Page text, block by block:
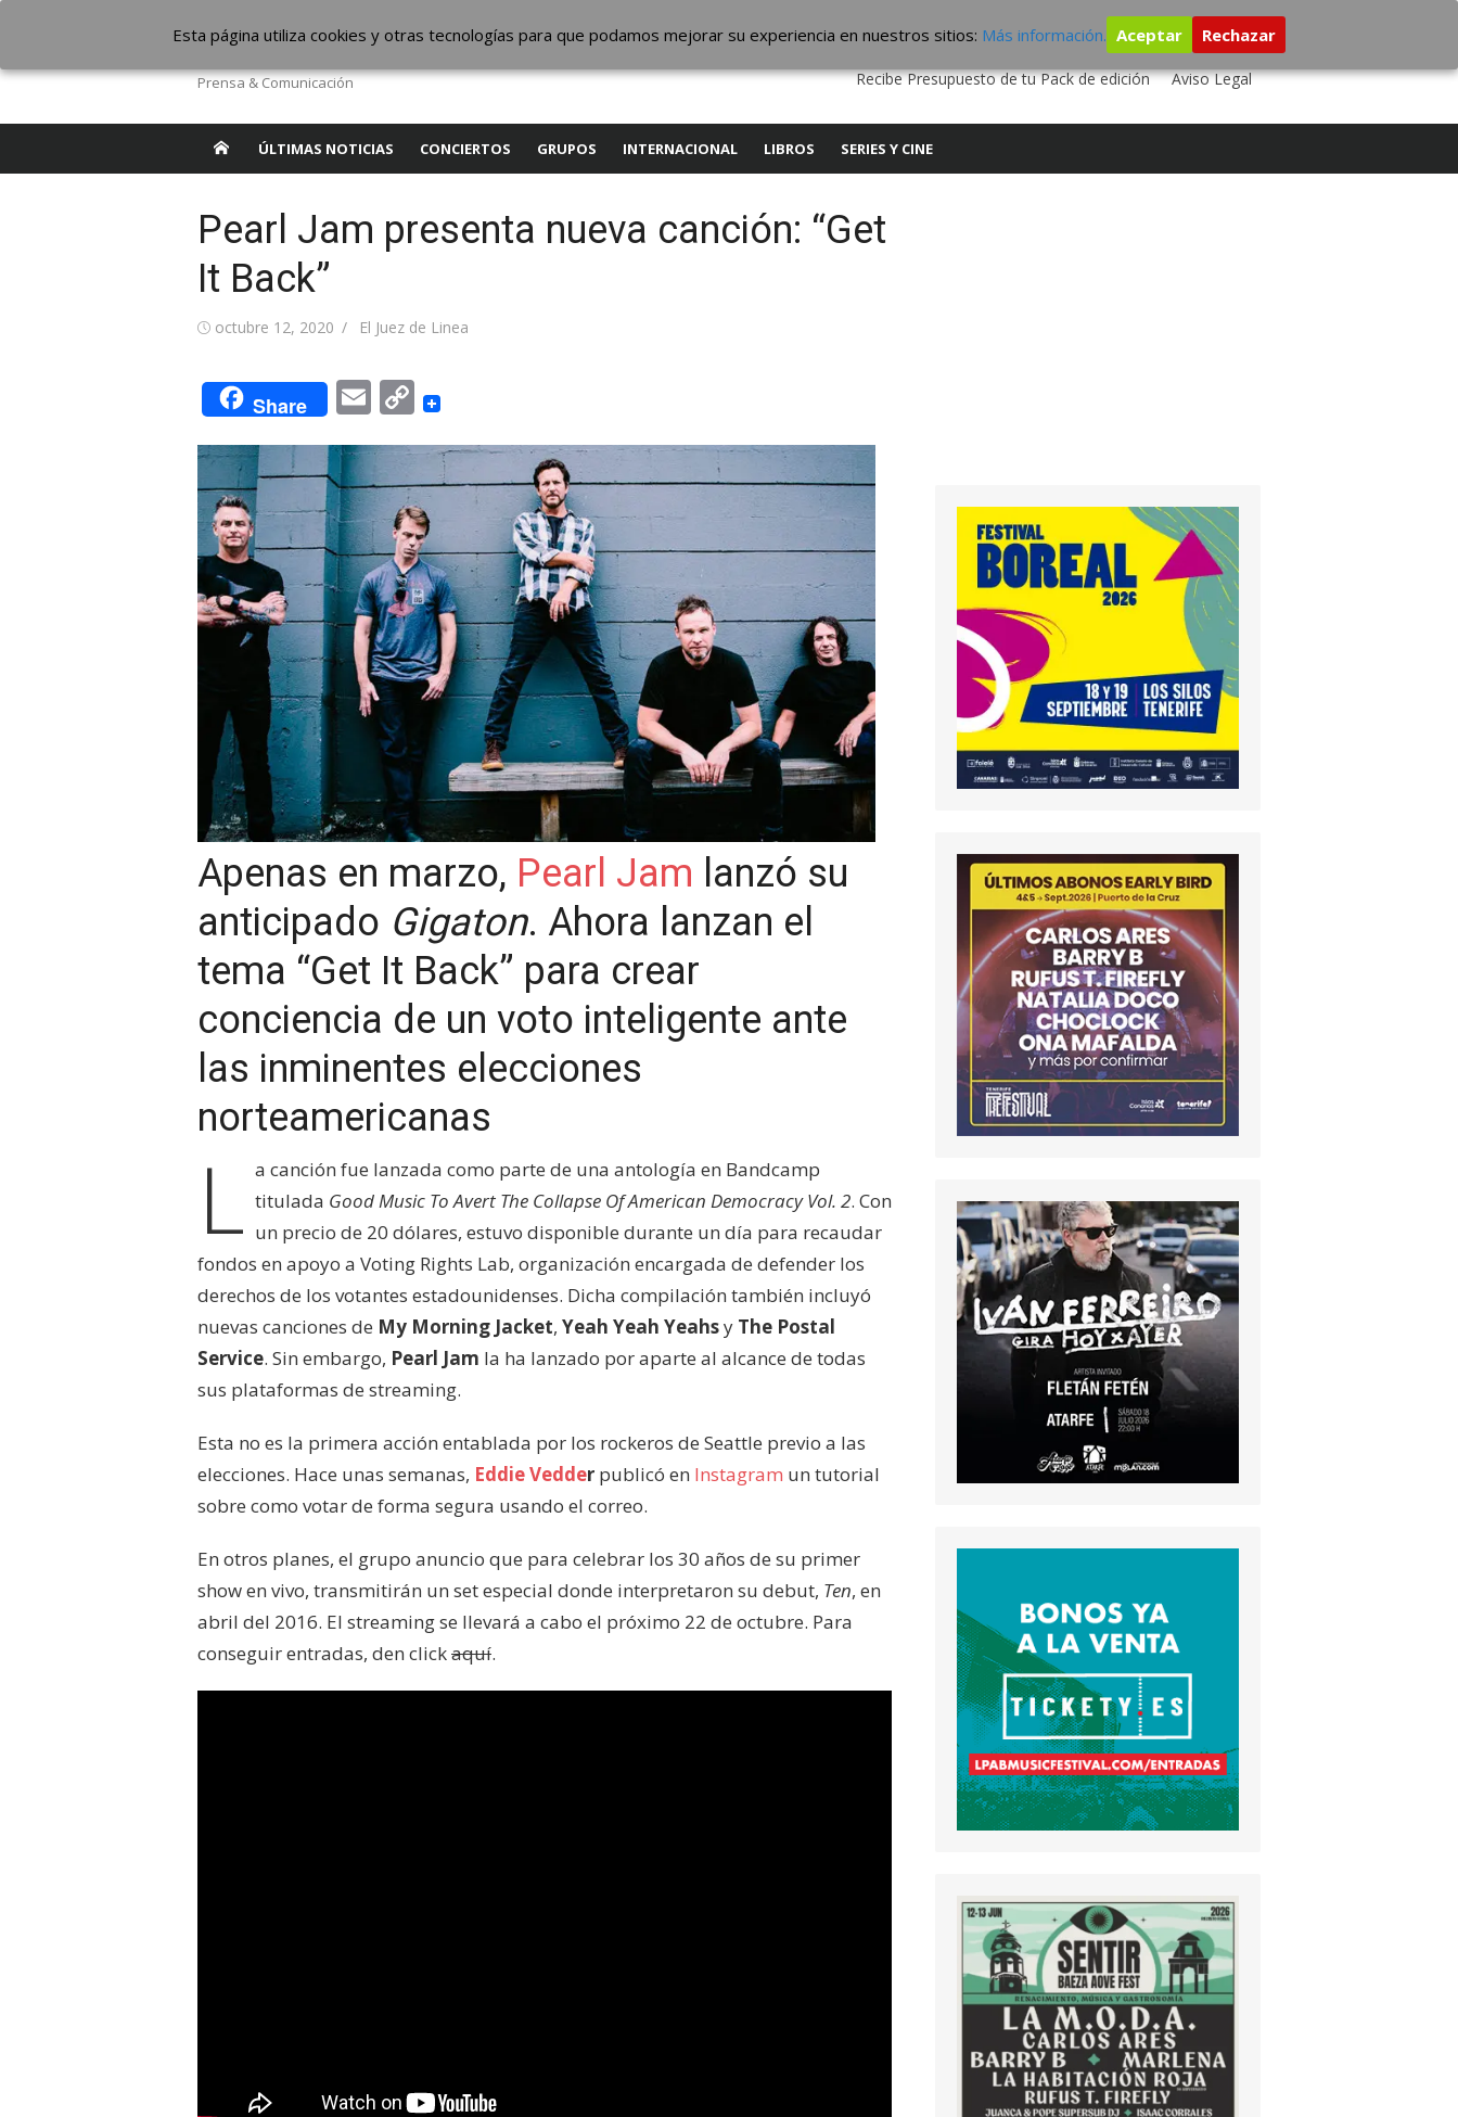
contenido
The Borderline Music
Prensa & Comunicación
QUIENES SOMOS CONTACTO SERVICIOS EDITA TU DISCO
ESTUDIO DE GRABACIÓN
Recibe Presupuesto de tu Pack de edición
Aviso Legal
ÚLTIMAS NOTICIAS CONCIERTOS GRUPOS INTERNACIONAL LIBROS SERIES Y CINE
Pearl Jam presenta nueva canción: “Get
It Back”
Publicada
octubre 12, 2020 Autor
El Juez de Linea
Share EmailCopy
Apenas en marzo, Pearl Jam lanzó su
anticipado Gigaton. Ahora lanzan el
tema “Get It Back” para crear
conciencia de un voto inteligente ante
las inminentes elecciones
norteamericanas
L a canción fue lanzada como parte de una antología en Bandcamp
titulada Good Music To Avert The Collapse Of American Democracy Vol. 2. Con
un precio de 20 dólares, estuvo disponible durante un día para recaudar
fondos en apoyo a Voting Rights Lab, organización encargada de defender los
derechos de los votantes estadounidenses. Dicha compilación también incluyó
nuevas canciones de My Morning Jacket, Yeah Yeah Yeahsy The Postal
Service. Sin embargo, Pearl Jam la ha lanzado por aparte al alcance de todas
sus plataformas de streaming.
Esta no es la primera acción entablada por los rockeros de Seattle previo a las
elecciones. Hace unas semanas, Eddie Vedder publicó en Instagram un tutorial
sobre como votar de forma segura usando el correo.
En otros planes, el grupo anuncio que para celebrar los 30 años de su primer
show en vivo, transmitirán un set especial donde interpretaron su debut, Ten, en
abril del 2016. El streaming se llevará a cabo el próximo 22 de octubre. Para
conseguir entradas, den clickaquí.
Esta página utiliza cookies y otras tecnologías para que podamos mejorar su experiencia en nuestros sitios: Más información. Aceptar Rechazar